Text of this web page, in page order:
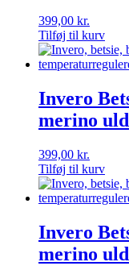
399,00 kr.
Tilføj til kurv
Invero
merino uld
399,00 kr.
Tilføj til kurv
Invero
merino uld